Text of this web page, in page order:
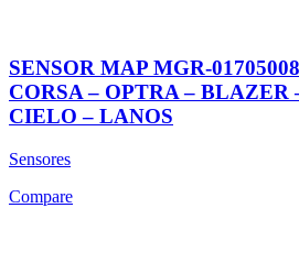
SENSOR MAP MGR-
CORSA – OPTRA –
CIELO – LANOS
Sensores
Compare